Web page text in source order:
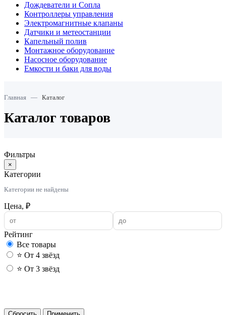
Дождеватели и Сопла
Контроллеры управления
Электромагнитные клапаны
Датчики и метеостанции
Капельный полив
Монтажное оборудование
Насосное оборудование
Емкости и баки для воды
Главная — Каталог
Каталог товаров
Фильтры
×
Категории
Категории не найдены
Цена, ₽
Рейтинг
Все товары
⭐ От 4 звёзд
⭐ От 3 звёзд